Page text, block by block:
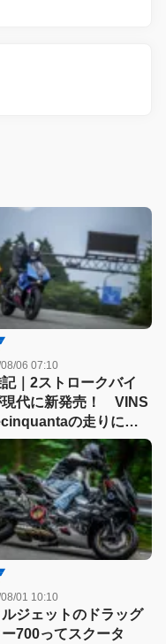
06 07:10
｜2ストロークバイ
現代に新発売！ VINS
の走りに大
01 10:10
ジェットのドラッグ
ー700ってスクータ